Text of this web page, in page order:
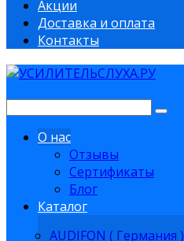
Акции
Доставка и оплата
Контакты
О нас
Отзывы
Сертификаты
Блог
Каталог
AUDIFON ( Германия )